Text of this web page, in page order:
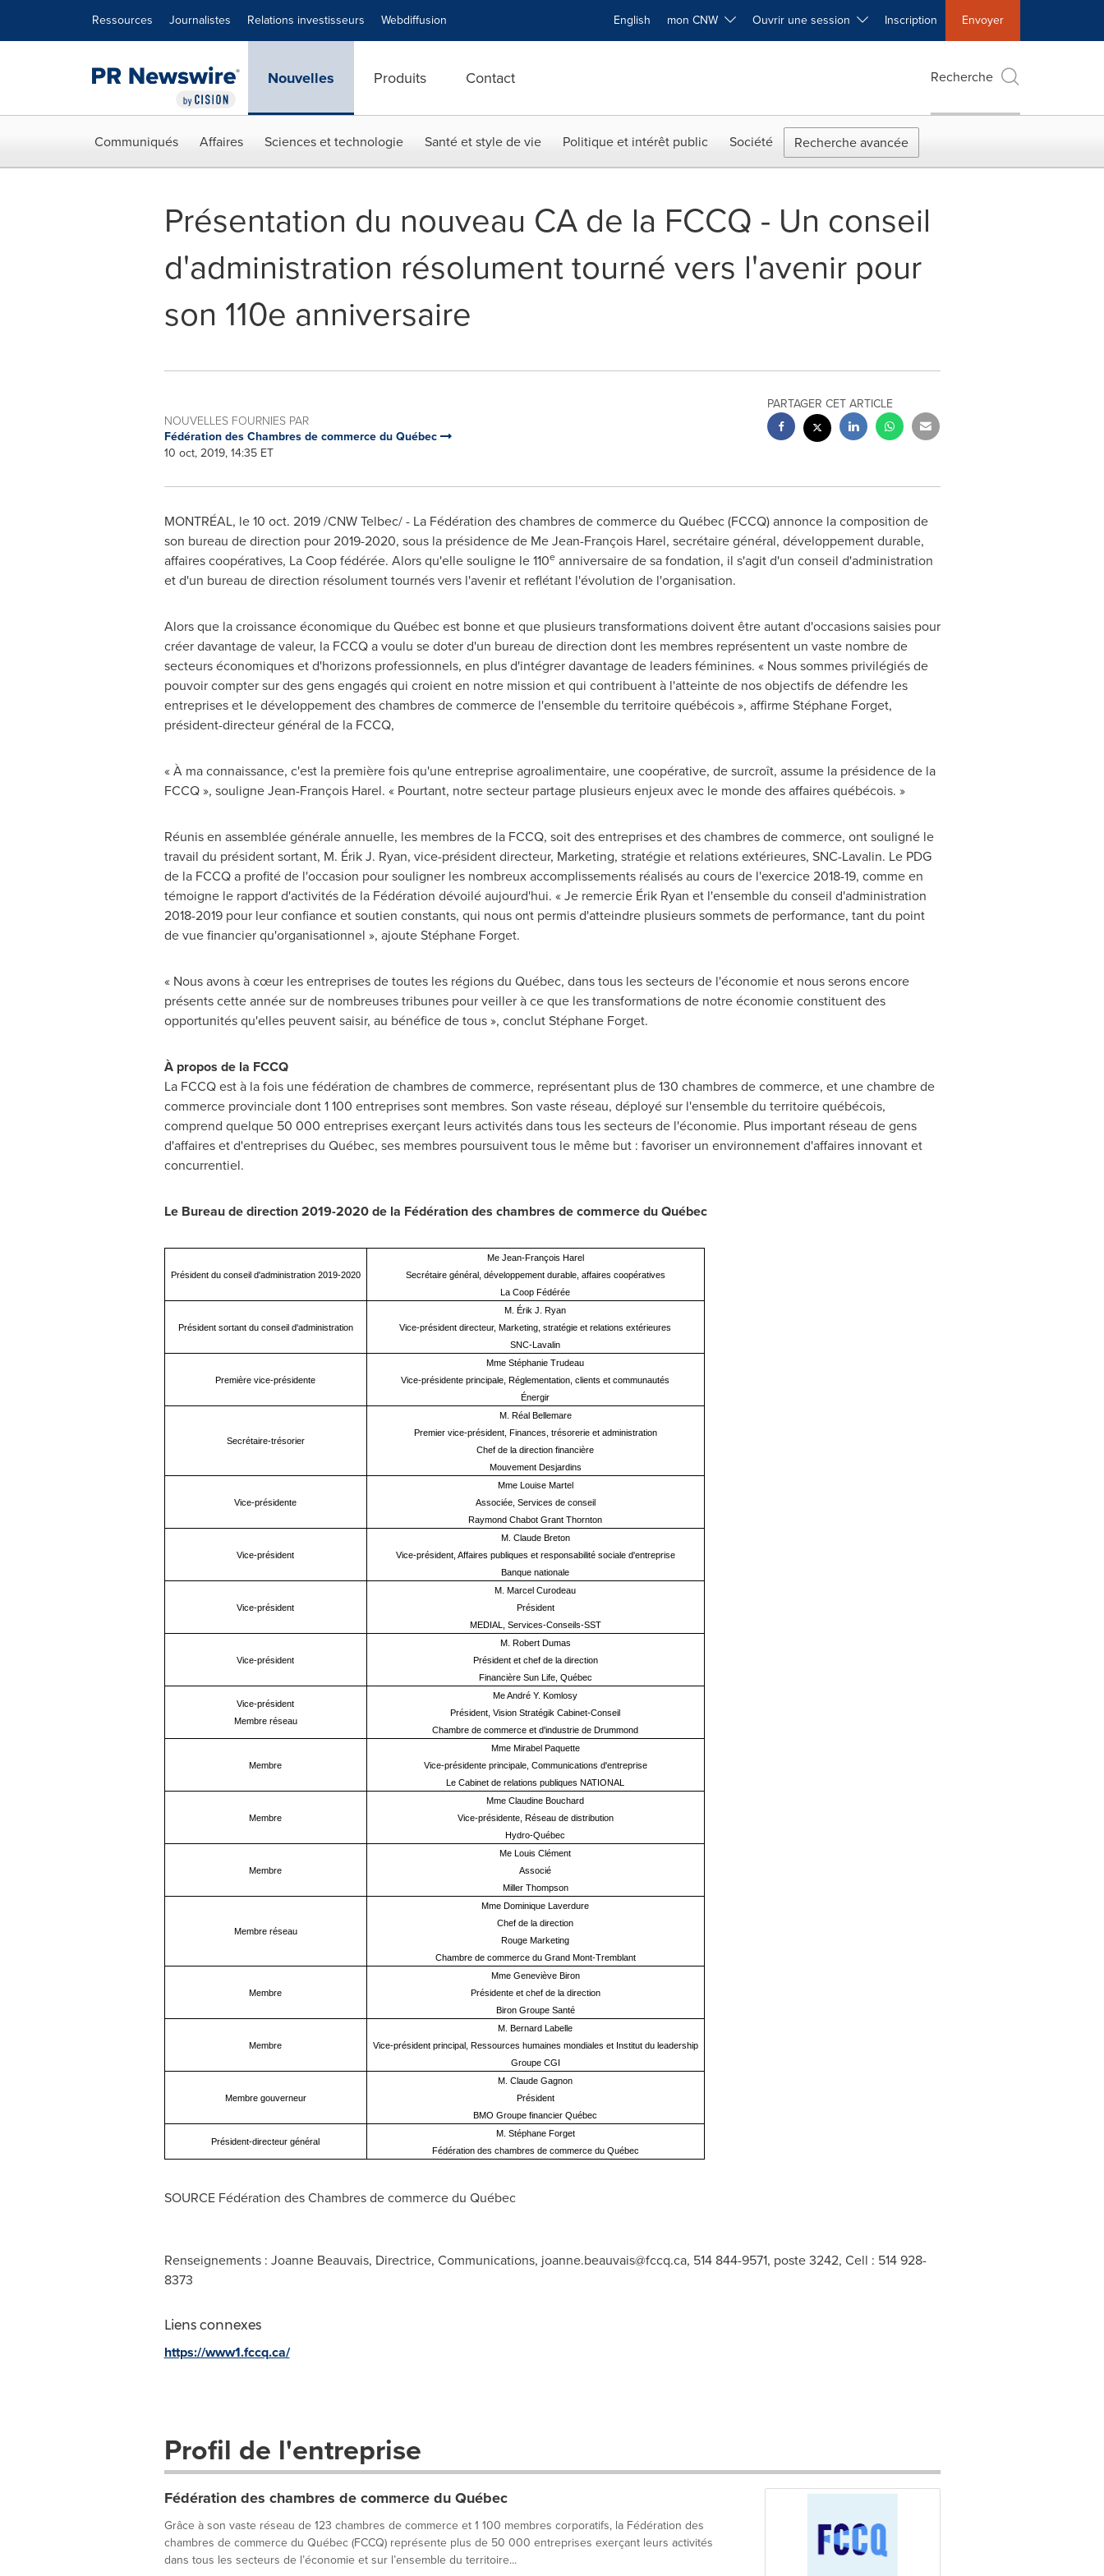
Ressources Journalistes Relations investisseurs Webdiffusion English mon CNW Ouvrir une session Inscription Envoyer
Nouvelles Produits Contact Recherche
Communiqués Affaires Sciences et technologie Santé et style de vie Politique et intérêt public Société Recherche avancée
Présentation du nouveau CA de la FCCQ - Un conseil
d'administration résolument tourné vers l'avenir pour
son 110e anniversaire
NOUVELLES FOURNIES PAR
Fédération des Chambres de commerce du Québec
10 oct, 2019, 14:35 ET
PARTAGER CET ARTICLE
MONTRÉAL, le10 oct. 2019/CNW Telbec/ - La Fédération des chambres de commerce du Québec (FCCQ) annonce la composition de
son bureau de direction pour 2019-2020, sous la présidence de Me Jean-François Harel, secrétaire général, développement durable,
affaires coopératives, La Coop fédérée. Alors qu'elle souligne le 110eanniversaire de sa fondation, il s'agit d'un conseil d'administration
et d'un bureau de direction résolument tournés vers l'avenir et reflétant l'évolution de l'organisation.
Alors que la croissance économique du Québec est bonne et que plusieurs transformations doivent être autant d'occasions saisies pour
créer davantage de valeur, la FCCQ a voulu se doter d'un bureau de direction dont les membres représentent un vaste nombre de
secteurs économiques et d'horizons professionnels, en plus d'intégrer davantage de leaders féminines. « Nous sommes privilégiés de
pouvoir compter sur des gens engagés qui croient en notre mission et qui contribuent à l'atteinte de nos objectifs de défendre les
entreprises et le développement des chambres de commerce de l'ensemble du territoire québécois », affirme Stéphane Forget,
président-directeur général de la FCCQ,
« À ma connaissance, c'est la première fois qu'une entreprise agroalimentaire, une coopérative, de surcroît, assume la présidence de la
FCCQ », souligne Jean-François Harel. « Pourtant, notre secteur partage plusieurs enjeux avec le monde des affaires québécois. »
Réunis en assemblée générale annuelle, les membres de la FCCQ, soit des entreprises et des chambres de commerce, ont souligné le
travail du président sortant, M. Érik J. Ryan, vice-président directeur, Marketing, stratégie et relations extérieures, SNC-Lavalin. Le PDG
de la FCCQ a profité de l'occasion pour souligner les nombreux accomplissements réalisés au cours de l'exercice 2018-19, comme en
témoigne le rapport d'activités de la Fédération dévoilé aujourd'hui. « Je remercie Érik Ryan et l'ensemble du conseil d'administration
2018-2019 pour leur confiance et soutien constants, qui nous ont permis d'atteindre plusieurs sommets de performance, tant du point
de vue financier qu'organisationnel », ajoute Stéphane Forget.
« Nous avons à cœur les entreprises de toutes les régions du Québec, dans tous les secteurs de l'économie et nous serons encore
présents cette année sur de nombreuses tribunes pour veiller à ce que les transformations de notre économie constituent des
opportunités qu'elles peuvent saisir, au bénéfice de tous », conclut Stéphane Forget.
À propos de la FCCQ
La FCCQ est à la fois une fédération de chambres de commerce, représentant plus de 130 chambres de commerce, et une chambre de
commerce provinciale dont 1 100 entreprises sont membres. Son vaste réseau, déployé sur l'ensemble du territoire québécois,
comprend quelque 50 000 entreprises exerçant leurs activités dans tous les secteurs de l'économie. Plus important réseau de gens
d'affaires et d'entreprises du Québec, ses membres poursuivent tous le même but : favoriser un environnement d'affaires innovant et
concurrentiel.
Le Bureau de direction 2019-2020 de la Fédération des chambres de commerce du Québec
Président du conseil d'administration 2019-2020
Me Jean-François Harel
Secrétaire général, développement durable, affaires coopératives
La Coop Fédérée
Président sortant du conseil d'administration
M. Érik J. Ryan
Vice-président directeur, Marketing, stratégie et relations extérieures
SNC-Lavalin
Première vice-présidente
Mme Stéphanie Trudeau
Vice-présidente principale, Réglementation, clients et communautés
Énergir
Secrétaire-trésorier
M. Réal Bellemare
Premier vice-président, Finances, trésorerie et administration
Chef de la direction financière
Mouvement Desjardins
Vice-présidente
Mme Louise Martel
Associée, Services de conseil
Raymond Chabot Grant Thornton
Vice-président
M. Claude Breton
Vice-président, Affaires publiques et responsabilité sociale d'entreprise
Banque nationale
Vice-président
M. Marcel Curodeau
Président
MEDIAL, Services-Conseils-SST
Vice-président
M. Robert Dumas
Président et chef de la direction
Financière Sun Life, Québec
Vice-président
Membre réseau
Me André Y. Komlosy
Président, Vision Stratégik Cabinet-Conseil
Chambre de commerce et d'industrie de Drummond
Membre
Mme Mirabel Paquette
Vice-présidente principale, Communications d'entreprise
Le Cabinet de relations publiques NATIONAL
Membre
Mme Claudine Bouchard
Vice-présidente, Réseau de distribution
Hydro-Québec
Membre
Me Louis Clément
Associé
Miller Thompson
Membre réseau
Mme Dominique Laverdure
Chef de la direction
Rouge Marketing
Chambre de commerce du Grand Mont-Tremblant
Membre
Mme Geneviève Biron
Présidente et chef de la direction
Biron Groupe Santé
Membre
M. Bernard Labelle
Vice-président principal, Ressources humaines mondiales et Institut du leadership
Groupe CGI
Membre gouverneur
M. Claude Gagnon
Président
BMO Groupe financier Québec
Président-directeur général
M. Stéphane Forget
Fédération des chambres de commerce du Québec
SOURCE Fédération des Chambres de commerce du Québec
Renseignements : Joanne Beauvais, Directrice, Communications, joanne.beauvais@fccq.ca, 514 844-9571, poste 3242, Cell : 514 928-
8373
Liens connexes
https://www1.fccq.ca/
Profil de l'entreprise
Fédération des chambres de commerce du Québec
Grâce à son vaste réseau de 123 chambres de commerce et 1 100 membres corporatifs, la Fédération des
chambres de commerce du Québec (FCCQ) représente plus de 50 000 entreprises exerçant leurs activités
dans tous les secteurs de l’économie et sur l’ensemble du territoire...